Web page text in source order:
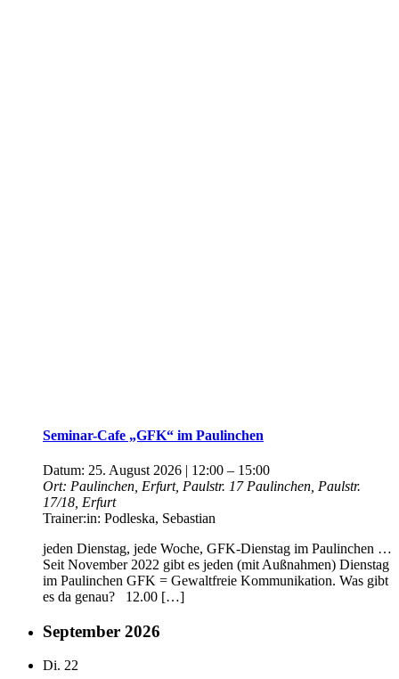
Seminar-Cafe „GFK“ im Paulinchen
Datum: 25. August 2026 | 12:00 – 15:00
Ort: Paulinchen, Erfurt, Paulstr. 17 Paulinchen, Paulstr.
17/18, Erfurt
Trainer:in: Podleska, Sebastian
jeden Dienstag, jede Woche, GFK-Dienstag im Paulinchen …
Seit November 2022 gibt es jeden (mit Außnahmen) Dienstag
im Paulinchen GFK = Gewaltfreie Kommunikation. Was gibt
es da genau? 12.00 […]
September 2026
Di. 22